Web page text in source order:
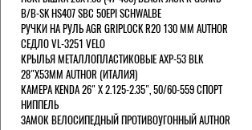
B/B-SK HS407 SBC 50EPI SCHWALBE
РУЧКИ НА РУЛЬ AGR GRIPLOCK R20 130 ММ AUTHOR
СЕДЛО VL-3251 VELO
КРЫЛЬЯ МЕТАЛЛОПЛАСТИКОВЫЕ AXP-53 BLK
28"Х53ММ AUTHOR (ИТАЛИЯ)
КАМЕРА KENDA 26" Х 2.125-2.35", 50/60-559 СПОРТ
НИППЕЛЬ
ЗАМОК ВЕЛОСИПЕДНЫЙ ПРОТИВОУГОННЫЙ AUTHOR